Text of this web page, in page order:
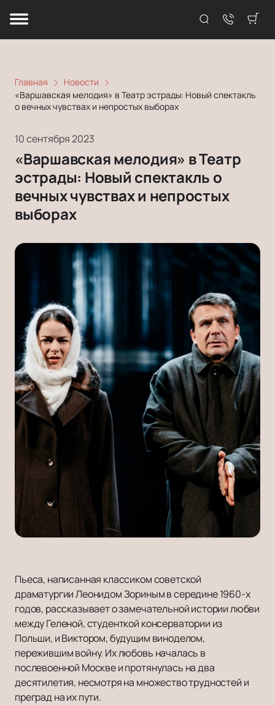
Главная
Новости
«Варшавская мелодия» в Театр эстрады: Новый спектакль
о вечных чувствах и непростых выборах
10 сентября 2023
«Варшавская мелодия» в Театр
эстрады: Новый спектакль о
вечных чувствах и непростых
выборах
Пьеса, написанная классиком советской
драматургии Леонидом Зориным в середине 1960-х
годов, рассказывает о замечательной истории любви
между Геленой, студенткой консерватории из
Польши, и Виктором, будущим виноделом,
пережившим войну. Их любовь началась в
послевоенной Москве и протянулась на два
десятилетия, несмотря на множество трудностей и
преград на их пути.